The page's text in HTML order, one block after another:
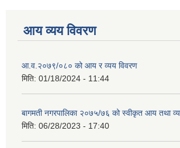
आय व्यय विवरण
आ.व.२०७९/०८० को आय र व्यय विवरण
मिति: 01/18/2024 - 11:44
बागमती नगरपालिका २०७५/७६ को स्वीकृत आय तथा
मिति: 06/28/2023 - 17:40